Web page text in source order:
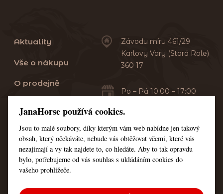
Aktuality
Vše o nákupu
O prodejně
Servis
Kontakt
Nastavení cookies
Závodu míru 461/29
Karlovy Vary (Stará Role)
360 17
Po – Pá 10:00 – 17:00
+420 353 549 410
+420 608 444 378
JanaHorse používá cookies.
Jsou to malé soubory, díky kterým vám web nabídne jen takový
obsah, který očekáváte, nebude vás obtěžovat věcmi, které vás
nezajímají a vy tak najdete to, co hledáte. Aby to tak opravdu
bylo, potřebujeme od vás souhlas s ukládáním cookies do
vašeho prohlížeče.